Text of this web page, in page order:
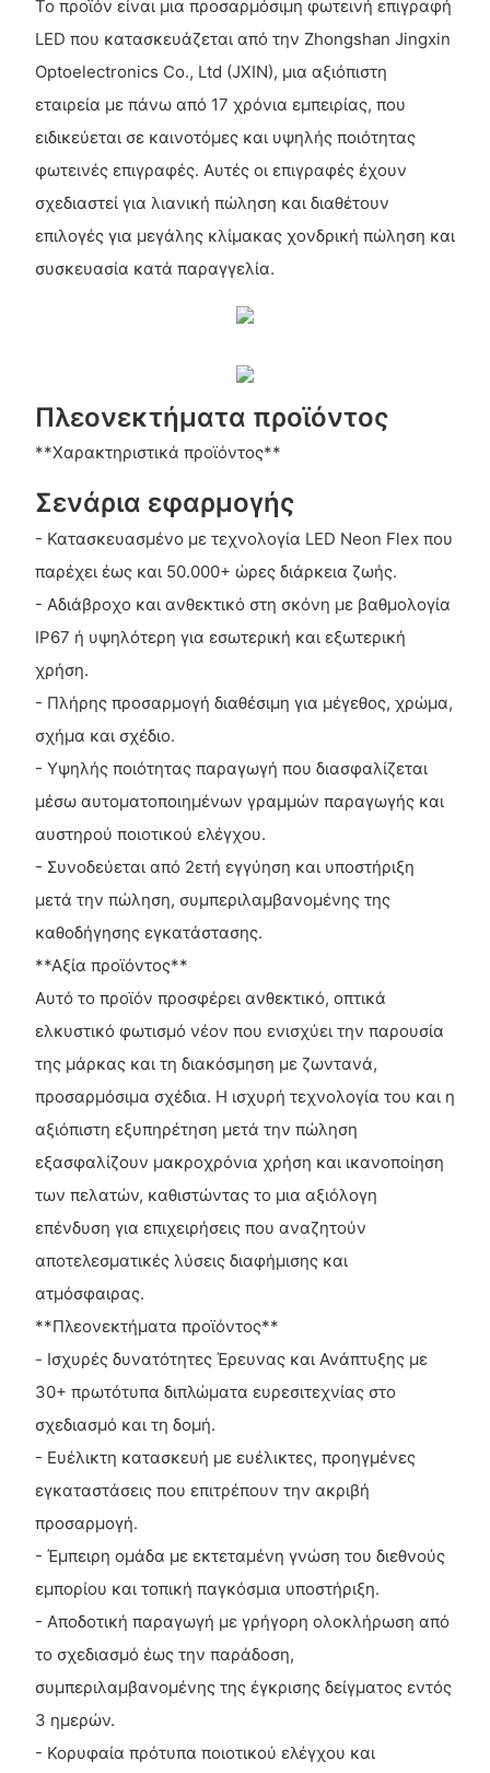
Το προϊόν είναι μια προσαρμόσιμη φωτεινή επιγραφή
LED που κατασκευάζεται από την Zhongshan Jingxin
Optoelectronics Co., Ltd (JXIN), μια αξιόπιστη
εταιρεία με πάνω από 17 χρόνια εμπειρίας, που
ειδικεύεται σε καινοτόμες και υψηλής ποιότητας
φωτεινές επιγραφές. Αυτές οι επιγραφές έχουν
σχεδιαστεί για λιανική πώληση και διαθέτουν
επιλογές για μεγάλης κλίμακας χονδρική πώληση και
συσκευασία κατά παραγγελία.
Πλεονεκτήματα προϊόντος
**Χαρακτηριστικά προϊόντος**
Σενάρια εφαρμογής
- Κατασκευασμένο με τεχνολογία LED Neon Flex που
παρέχει έως και 50.000+ ώρες διάρκεια ζωής.
- Αδιάβροχο και ανθεκτικό στη σκόνη με βαθμολογία
IP67 ή υψηλότερη για εσωτερική και εξωτερική
χρήση.
- Πλήρης προσαρμογή διαθέσιμη για μέγεθος, χρώμα,
σχήμα και σχέδιο.
- Υψηλής ποιότητας παραγωγή που διασφαλίζεται
μέσω αυτοματοποιημένων γραμμών παραγωγής και
αυστηρού ποιοτικού ελέγχου.
- Συνοδεύεται από 2ετή εγγύηση και υποστήριξη
μετά την πώληση, συμπεριλαμβανομένης της
καθοδήγησης εγκατάστασης.
**Αξία προϊόντος**
Αυτό το προϊόν προσφέρει ανθεκτικό, οπτικά
ελκυστικό φωτισμό νέον που ενισχύει την παρουσία
της μάρκας και τη διακόσμηση με ζωντανά,
προσαρμόσιμα σχέδια. Η ισχυρή τεχνολογία του και η
αξιόπιστη εξυπηρέτηση μετά την πώληση
εξασφαλίζουν μακροχρόνια χρήση και ικανοποίηση
των πελατών, καθιστώντας το μια αξιόλογη
επένδυση για επιχειρήσεις που αναζητούν
αποτελεσματικές λύσεις διαφήμισης και
ατμόσφαιρας.
**Πλεονεκτήματα προϊόντος**
- Ισχυρές δυνατότητες Έρευνας και Ανάπτυξης με
30+ πρωτότυπα διπλώματα ευρεσιτεχνίας στο
σχεδιασμό και τη δομή.
- Ευέλικτη κατασκευή με ευέλικτες, προηγμένες
εγκαταστάσεις που επιτρέπουν την ακριβή
προσαρμογή.
- Έμπειρη ομάδα με εκτεταμένη γνώση του διεθνούς
εμπορίου και τοπική παγκόσμια υποστήριξη.
- Αποδοτική παραγωγή με γρήγορη ολοκλήρωση από
το σχεδιασμό έως την παράδοση,
συμπεριλαμβανομένης της έγκρισης δείγματος εντός
3 ημερών.
- Κορυφαία πρότυπα ποιοτικού ελέγχου και